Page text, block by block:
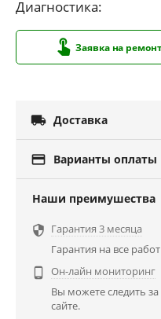
Диагностика:
Заявка на
 Доставка
 Варианты оплаты
Наши преимушества
 Гарантия 3 месяца
Гарантия на все

Он-лайн мониторинг
Вы можете следить
сайте.